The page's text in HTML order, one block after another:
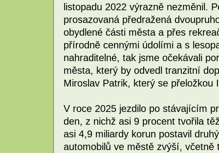
listopadu 2022 výrazně nezměnil.
prosazovaná předražená
obydlené části města a přes
přírodně cennými údolími a s
nahraditelné, tak jsme očekávali
města, který by odvedl tranzitní
Miroslav Patrik, který se
V roce 2025 jezdilo po stávajícím
den, z nichž asi 9 procent tvořila
asi 4,9 miliardy korun postavil
automobilů ve městě zvýší,